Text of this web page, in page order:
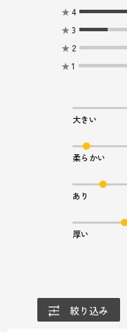
★ 4
★ 3
★ 2
★ 1
大きい
柔らかい
あり
厚い
絞り込み